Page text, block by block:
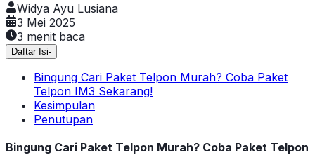
Widya Ayu Lusiana
3 Mei 2025
3 menit baca
Daftar Isi-
Bingung Cari Paket Telpon Murah? Coba Paket
Telpon IM3 Sekarang!
Kesimpulan
Penutupan
Bingung Cari Paket Telpon Murah? Coba Paket Telpon